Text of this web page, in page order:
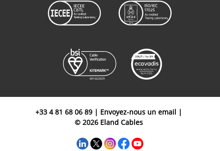
+33 4 81 68 06 89 | Envoyez-nous un email |
© 2026 Eland Cables